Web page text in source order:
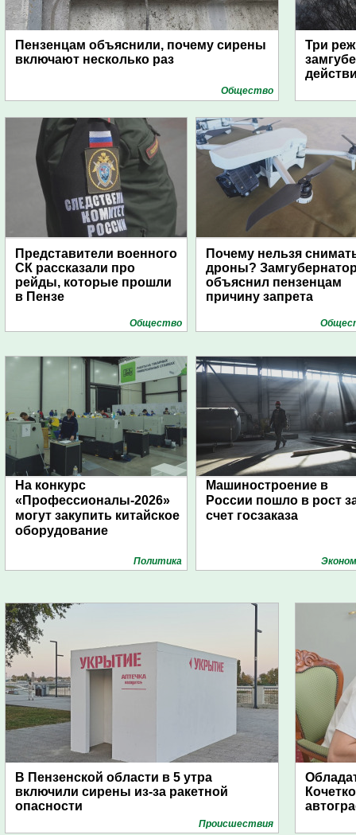
Пензенцам объяснили, почему сирены
включают несколько раз
Общество
Три
Представители военного
СК рассказали про
рейды, которые прошли
в Пензе
Общество
Почему нельзя
дроны?
объяснил пензенцам
причину запрета
На конкурс
«Профессионалы-2026»
могут закупить китайское
оборудование
Политика
Машиностроение в
России пошло в рост
счет госзаказа
В Пензенской области в 5 утра
включили сирены из-за ракетной
опасности
Проиcшествия